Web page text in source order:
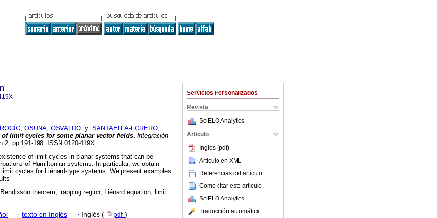
Servicios Personalizados
Revista
SciELO Analytics
Articulo
Inglés (pdf)
Articulo en XML
Referencias del artículo
Como citar este artículo
SciELO Analytics
Traducción automática
; OSUNA, OSVALDO y SANTAELLA-FORERO,
of limit cycles for some planar vector fields. Integración -
pp.191-198. ISSN 0120-419X.
of limit cycles in planar systems that can be
of Hamiltonian systems. In particular, we obtain
cycles for Liénard-type systems. We present examples
theorem; trapping region; Liénard equation; limit
· texto en Inglés · Inglés ( pdf )